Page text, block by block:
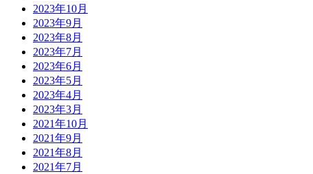
2023年10月
2023年9月
2023年8月
2023年7月
2023年6月
2023年5月
2023年4月
2023年3月
2021年10月
2021年9月
2021年8月
2021年7月